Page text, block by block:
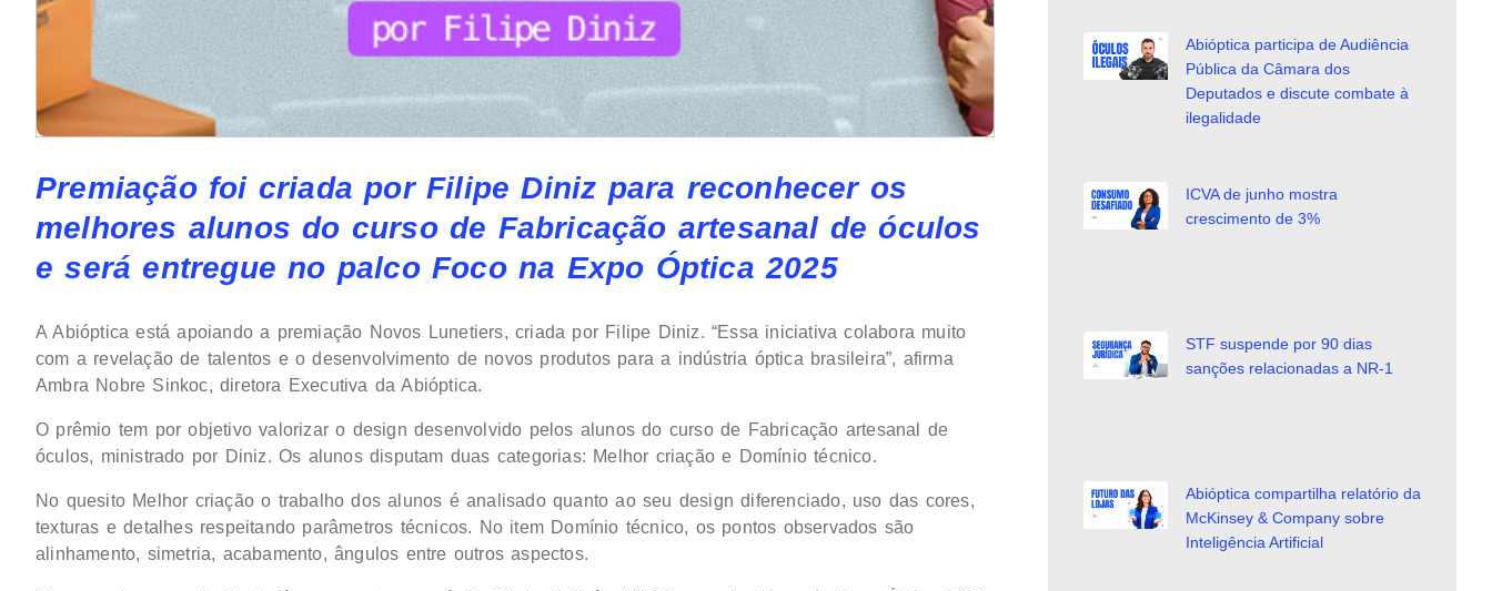
Premiação foi criada por Filipe Diniz para reconhecer os
melhores alunos do curso de Fabricação artesanal de óculos
e será entregue no palco Foco na Expo Óptica 2025
A Abióptica está apoiando a premiação Novos Lunetiers, criada por Filipe Diniz. “Essa iniciativa colabora muito
com a revelação de talentos e o desenvolvimento de novos produtos para a indústria óptica brasileira”, afirma
Ambra Nobre Sinkoc, diretora Executiva da Abióptica.
O prêmio tem por objetivo valorizar o design desenvolvido pelos alunos do curso de Fabricação artesanal de
óculos, ministrado por Diniz. Os alunos disputam duas categorias: Melhor criação e Domínio técnico.
No quesito Melhor criação o trabalho dos alunos é analisado quanto ao seu design diferenciado, uso das cores,
texturas e detalhes respeitando parâmetros técnicos. No item Domínio técnico, os pontos observados são
alinhamento, simetria, acabamento, ângulos entre outros aspectos.
Abióptica participa de Audiência
Pública da Câmara dos
Deputados e discute combate à
ilegalidade
ICVA de junho mostra
crescimento de 3%
STF suspende por 90 dias
sanções relacionadas a NR-1
Abióptica compartilha relatório da
McKinsey & Company sobre
Inteligência Artificial